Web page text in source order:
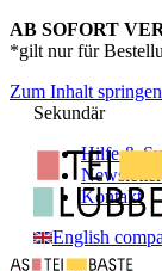
AB SOFORT
*gilt nur für
Zum Inhalt springen
Sekundär
Hilfe &
Newsletter
Kontakt
English